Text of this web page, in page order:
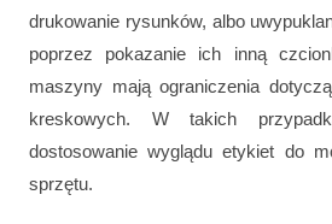
drukowanie rysunków, albo
poprzez pokazanie ich inną
maszyny mają ograniczenia
kreskowych. W takich
dostosowanie wyglądu etykiet do
sprzętu.